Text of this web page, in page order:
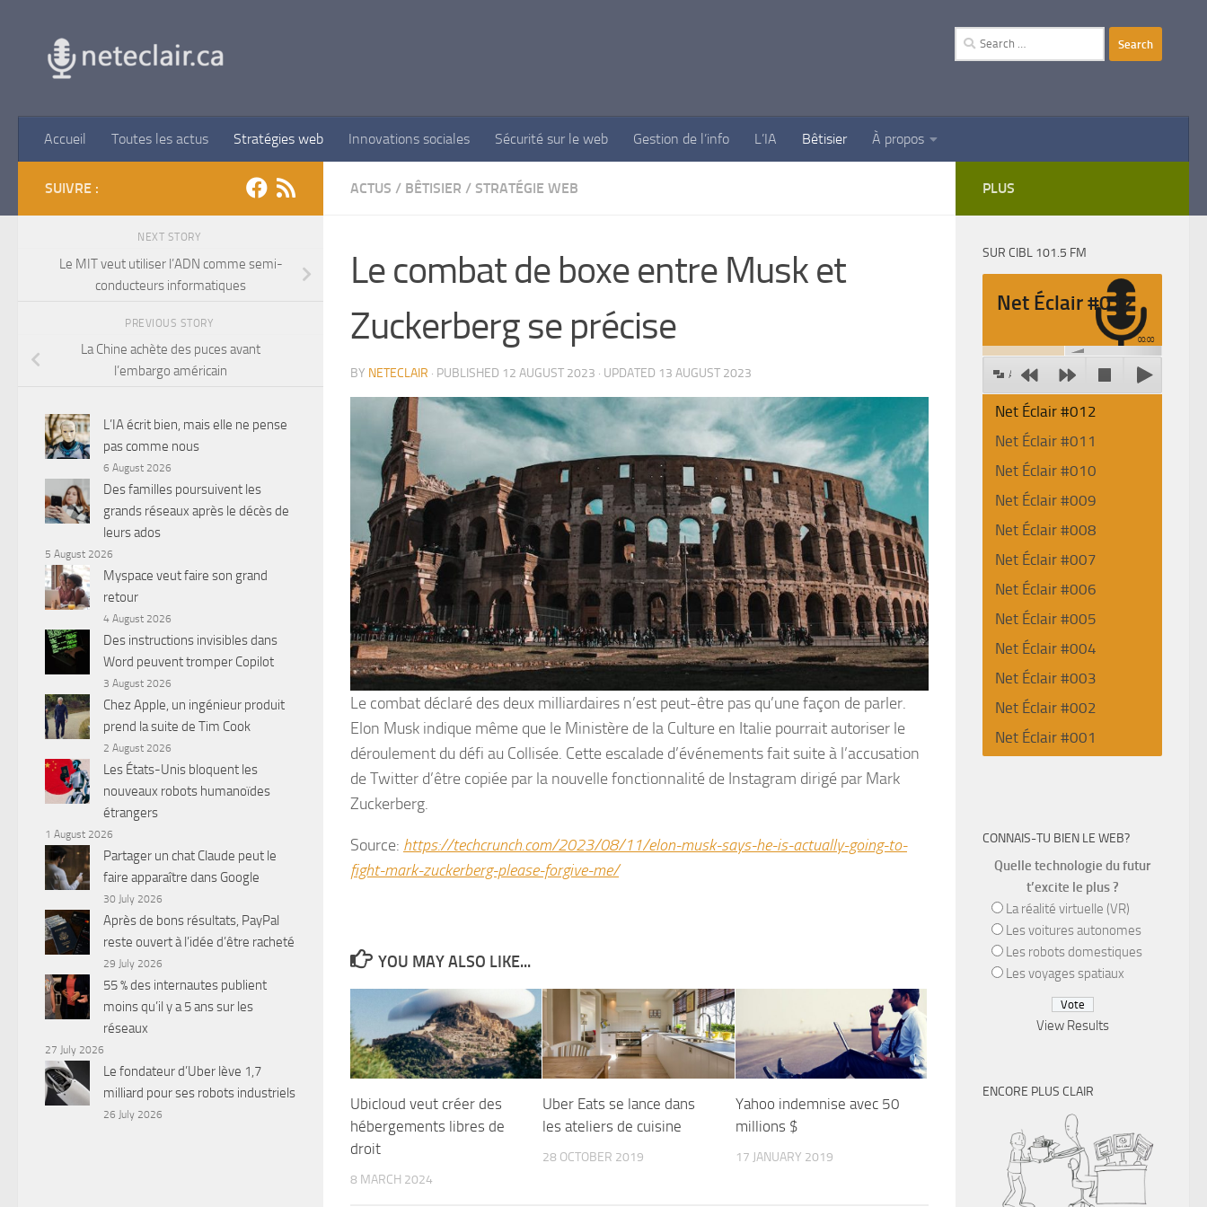
Search
for:
Accueil Toutes les actus Stratégies web Innovations sociales Sécurité sur le web Gestion de l’info L’IA Bêtisier À propos
ACTUS / BÊTISIER / STRATÉGIE WEB
Le combat de boxe entre Musk et
Zuckerberg se précise
BY NETECLAIR · PUBLISHED 12 AUGUST 2023 · UPDATED 13 AUGUST 2023
Le combat déclaré des deux milliardaires n’est peut-être pas qu’une façon de parler.
Elon Musk indique même que le Ministère de la Culture en Italie pourrait autoriser le
déroulement du défi au Collisée. Cette escalade d’événements fait suite à l’accusation
de Twitter d’être copiée par la nouvelle fonctionnalité de Instagram dirigé par Mark
Zuckerberg.
Source: https://techcrunch.com/2023/08/11/elon-musk-says-he-is-actually-going-to-
fight-mark-zuckerberg-please-forgive-me/
YOU MAY ALSO LIKE...
Ubicloud veut créer des
hébergements libres de
droit
8 MARCH 2024
Uber Eats se lance dans
les ateliers de cuisine
28 OCTOBER 2019
Yahoo indemnise avec 50
millions $
17 JANUARY 2019
SUIVRE :
NEXT STORY
Le MIT veut utiliser l’ADN comme semi-
conducteurs informatiques
PREVIOUS STORY
La Chine achète des puces avant
l’embargo américain
L’IA écrit bien, mais elle ne pense
pas comme nous
6 August 2026
Des familles poursuivent les
grands réseaux après le décès de
leurs ados
5 August 2026
Myspace veut faire son grand
retour
4 August 2026
Des instructions invisibles dans
Word peuvent tromper Copilot
3 August 2026
Chez Apple, un ingénieur produit
prend la suite de Tim Cook
2 August 2026
Les États-Unis bloquent les
nouveaux robots humanoïdes
étrangers
1 August 2026
Partager un chat Claude peut le
faire apparaître dans Google
30 July 2026
Après de bons résultats, PayPal
reste ouvert à l’idée d’être racheté
29 July 2026
55 % des internautes publient
moins qu’il y a 5 ans sur les
réseaux
27 July 2026
Le fondateur d’Uber lève 1,7
milliard pour ses robots industriels
26 July 2026
PLUS
SUR CIBL 101.5 FM
Net Éclair #012
00:00
Agrandir
Net Éclair #012
Net Éclair #011
Net Éclair #010
Net Éclair #009
Net Éclair #008
Net Éclair #007
Net Éclair #006
Net Éclair #005
Net Éclair #004
Net Éclair #003
Net Éclair #002
Net Éclair #001
CONNAIS-TU BIEN LE WEB?
Quelle technologie du futur
t’excite le plus ?
La réalité virtuelle (VR)
Les voitures autonomes
Les robots domestiques
Les voyages spatiaux
View Results
ENCORE PLUS CLAIR